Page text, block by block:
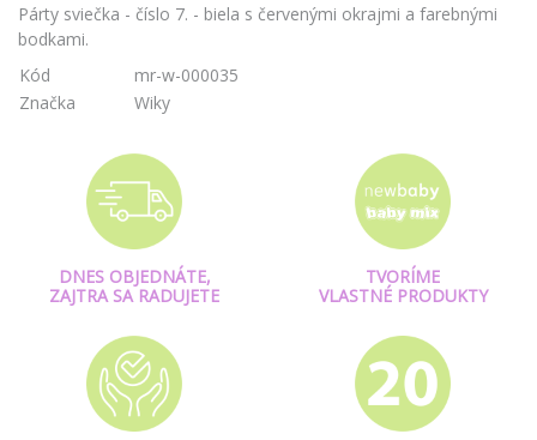
Párty sviečka - číslo 7. - biela s červenými okrajmi a farebnými
bodkami.
Kód
mr-w-000035
Značka
Wiky
DNES OBJEDNÁTE,
ZAJTRA SA RADUJETE
TVORÍME
VLASTNÉ PRODUKTY